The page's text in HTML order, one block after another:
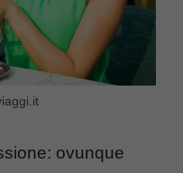
ovunque